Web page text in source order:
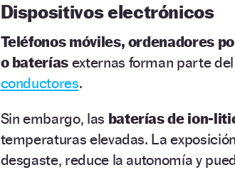
Dispositivos electrónicos
Teléfonos móviles, ordenadores
o baterías externas forman parte
conductores.
Sin embargo, las baterías de ion-
temperaturas elevadas. La
desgaste, reduce la autonomía y